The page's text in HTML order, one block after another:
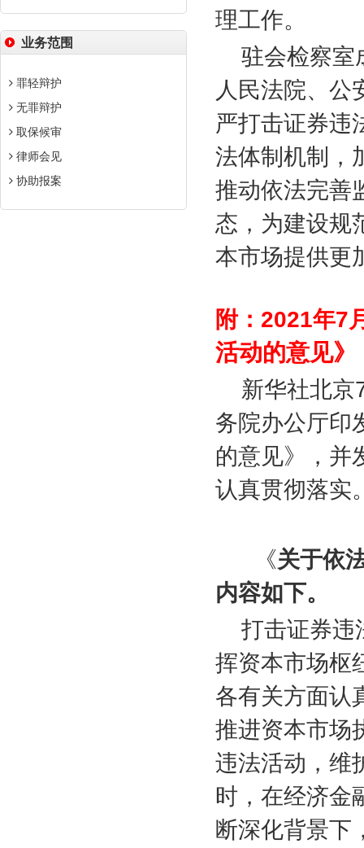
业务范围
罪轻辩护
无罪辩护
取保候审
律师会见
协助报案
理工作。
驻会检察室
人民法院、公
严打击证券违
法体制机制，
推动依法完善
态，为建设规
本市场提供更
附： 2021年7
活动的意见》
新华社北京
务院办公厅印
的意见》，并
认真贯彻落实
《关于依
内容如下。
打击证券违
挥资本市场枢
各有关方面认
推进资本市场
违法活动，维
时，在经济金
断深化背景下